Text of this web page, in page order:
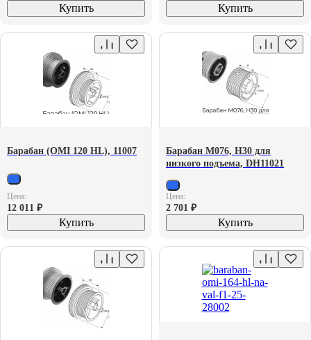
Купить Купить
Барабан (OMI 120 HL), 11007
Цена:
12 011 ₽
Купить
Барабан М076, H30 для
низкого подъема, DH11021
Цена:
2 701 ₽
Купить